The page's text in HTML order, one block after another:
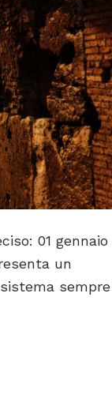
01 gennaio
un
sempre